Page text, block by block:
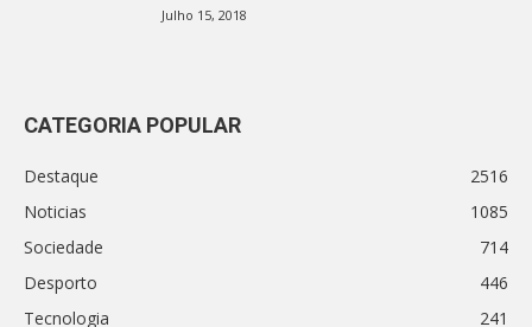
Julho 15, 2018
CATEGORIA POPULAR
Destaque
2516
Noticias
1085
Sociedade
714
Desporto
446
Tecnologia
241